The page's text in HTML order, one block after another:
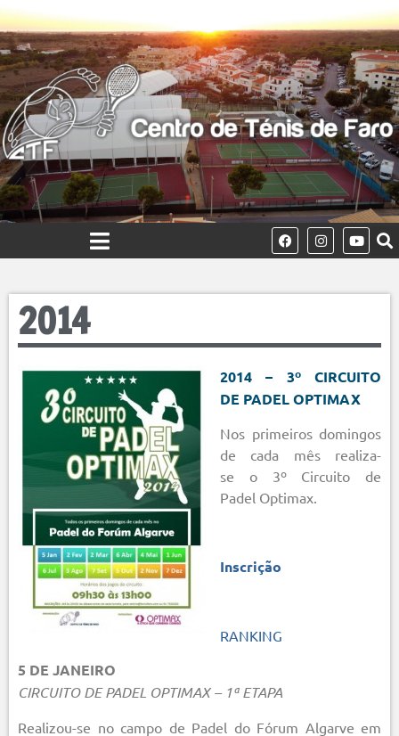
2014
2014 – 3º CIRCUITO
DE PADEL OPTIMAX
Nos primeiros domingos
de cada mês realiza-
se o 3º Circuito de
Padel Optimax.
Inscrição
RANKING
5 DE JANEIRO
CIRCUITO DE PADEL OPTIMAX – 1ª ETAPA
Realizou-se no campo de Padel do Fórum Algarve em